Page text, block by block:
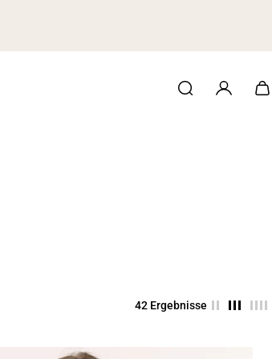
42 Ergebnisse